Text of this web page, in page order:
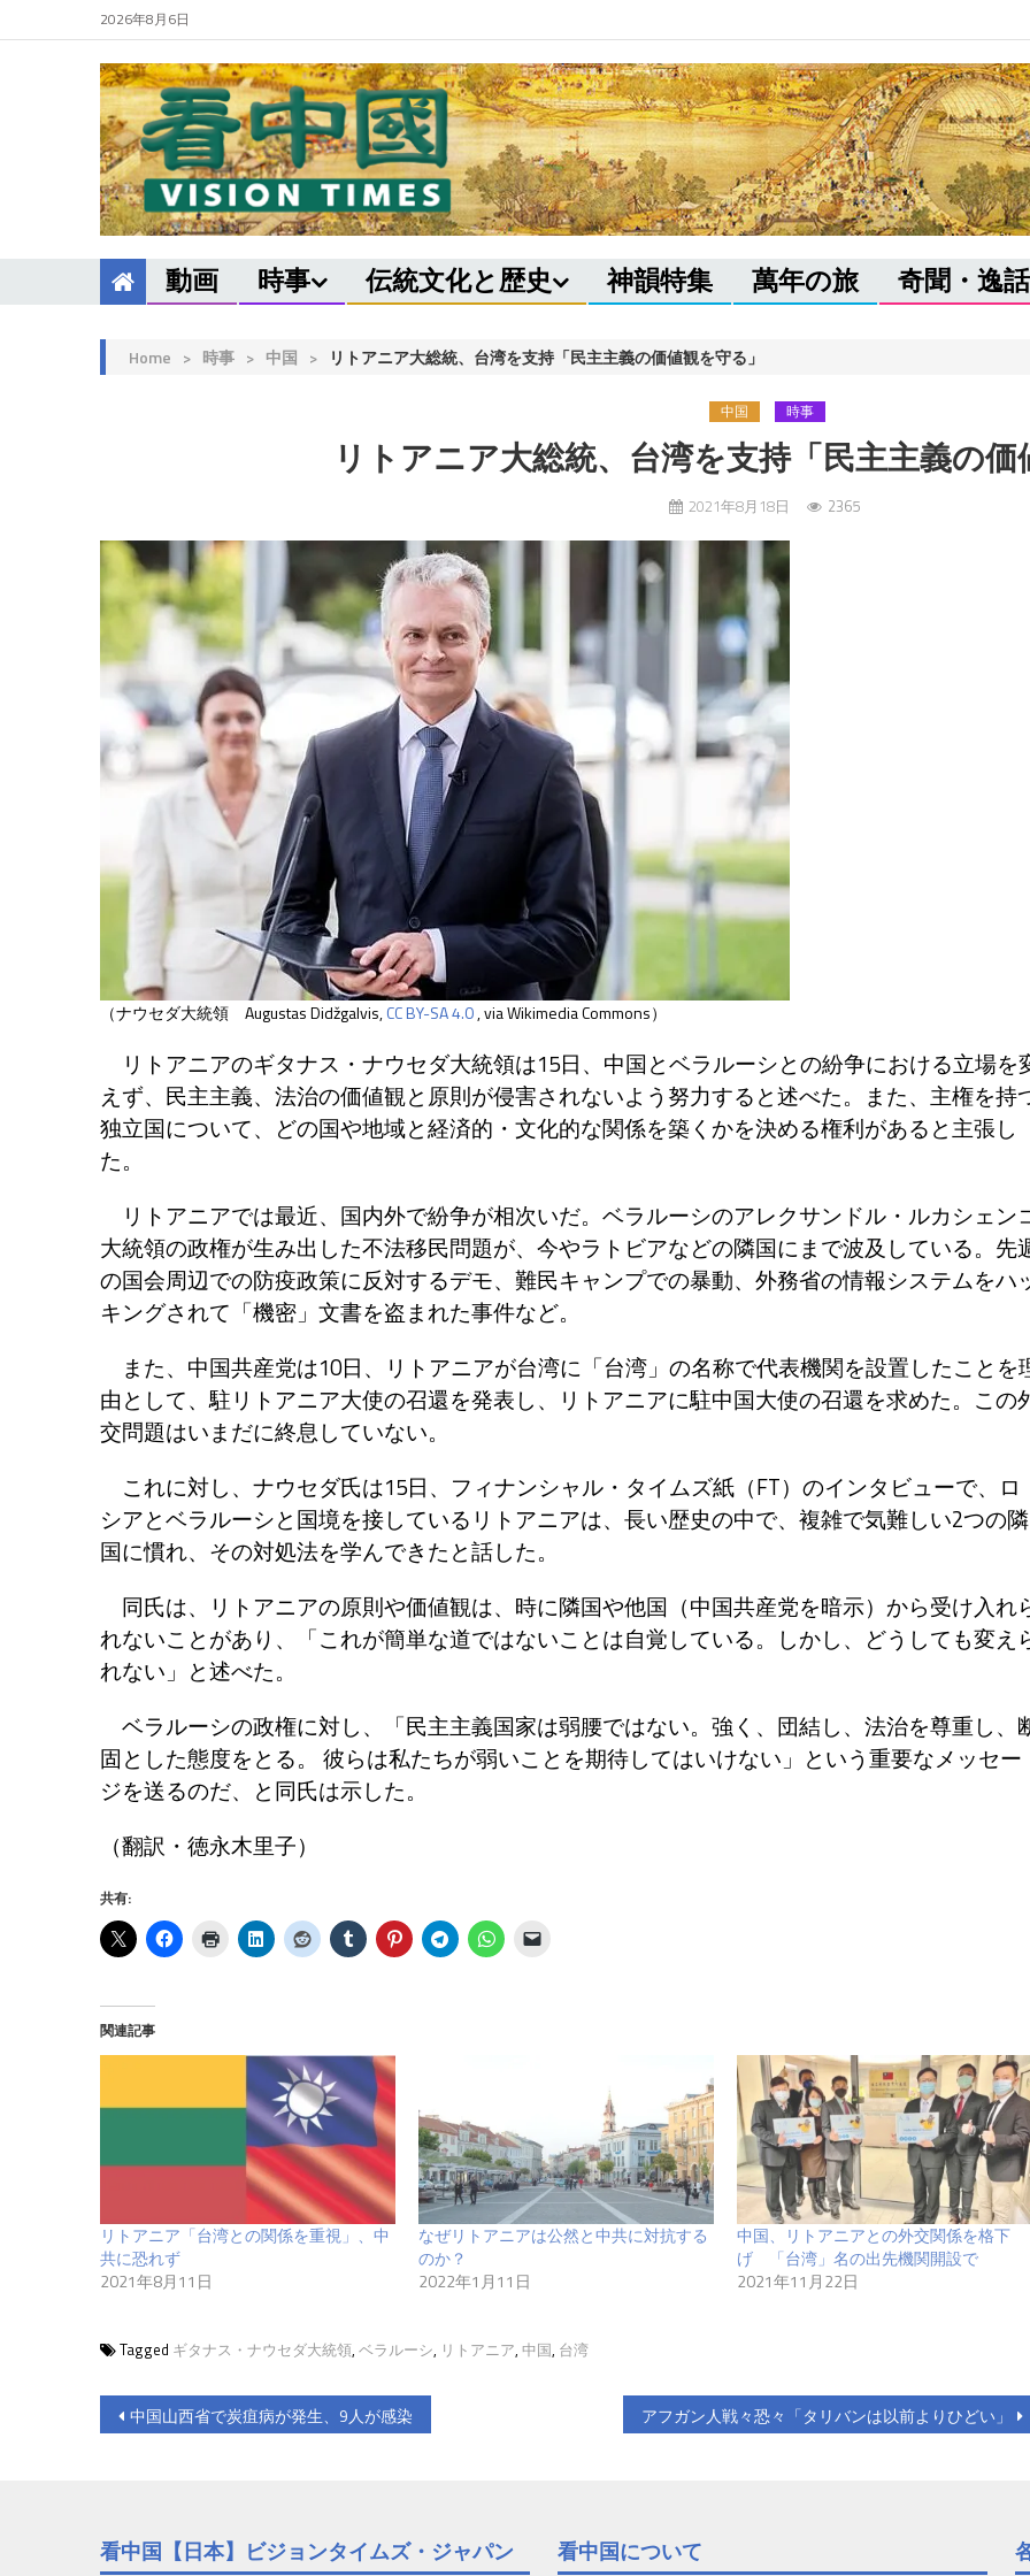
2026年8月6日
動画 時事 伝統文化と歴史 神韻特集 萬年の旅 奇聞・逸話
Home > 時事 > 中国 > リトアニア大総統、台湾を支持「民主主義の価値観を守る」
中国 時事
リトアニア大総統、台湾を支持「民主主義の価
2021年8月18日 2365
（ナウセダ大統領 Augustas Didžgalvis,CC BY-SA 4.0, via Wikimedia Commons）
リトアニアのギタナス・ナウセダ大統領は15日、中国とベラルーシとの紛争における立場を
えず、民主主義、法治の価値観と原則が侵害されないよう努力すると述べた。また、主権を持
独立国について、どの国や地域と経済的・文化的な関係を築くかを決める権利があると主張し
た。
リトアニアでは最近、国内外で紛争が相次いだ。ベラルーシのアレクサンドル・ルカシェン
大統領の政権が生み出した不法移民問題が、今やラトビアなどの隣国にまで波及している。先
の国会周辺での防疫政策に反対するデモ、難民キャンプでの暴動、外務省の情報システムをハ
キングされて「機密」文書を盗まれた事件など。
また、中国共産党は10日、リトアニアが台湾に「台湾」の名称で代表機関を設置したことを
由として、駐リトアニア大使の召還を発表し、リトアニアに駐中国大使の召還を求めた。この
交問題はいまだに終息していない。
これに対し、ナウセダ氏は15日、フィナンシャル・タイムズ紙（FT）のインタビューで、ロ
シアとベラルーシと国境を接しているリトアニアは、長い歴史の中で、複雑で気難しい2つの隣
国に慣れ、その対処法を学んできたと話した。
同氏は、リトアニアの原則や価値観は、時に隣国や他国（中国共産党を暗示）から受け入れ
れないことがあり、「これが簡単な道ではないことは自覚している。しかし、どうしても変え
れない」と述べた。
ベラルーシの政権に対し、「民主主義国家は弱腰ではない。強く、団結し、法治を尊重し、
固とした態度をとる。 彼らは私たちが弱いことを期待してはいけない」という重要なメッセー
ジを送るのだ、と同氏は示した。
（翻訳・徳永木里子）
共有:
関連記事
リトアニア「台湾との関係を重視」、中
共に恐れず
2021年8月11日
なぜリトアニアは公然と中共に対抗する
のか？
2022年1月11日
中国、リトアニアとの外交関係を格下
げ 「台湾」名の出先機関開設で
2021年11月22日
Tagged ギタナス・ナウセダ大統領, ベラルーシ, リトアニア, 中国, 台湾
投
ビ
中国山西省で炭疽病が発生、9人が感染 アフガン人戦々恐々「タリバンは以前よりひどい」
看中国【日本】ビジョンタイムズ・ジャパン 看中国について